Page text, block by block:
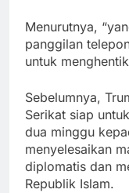
Menurutnya,
panggilan
untuk
Sebelumnya,
Serikat siap
dua minggu
menyelesaikan
diplomatis dan
Republik Islam.